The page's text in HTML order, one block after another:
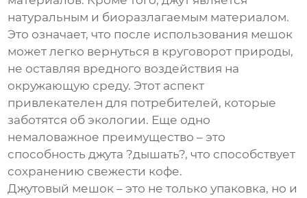
натуральным и биоразлагаемым материалом.
Это означает, что после использования мешок
может легко вернуться в круговорот природы,
не оставляя вредного воздействия на
окружающую среду. Этот аспект
привлекателен для потребителей, которые
заботятся об экологии. Еще одно
немаловажное преимущество – это
способность джута ?дышать?, что способствует
сохранению свежести кофе.
Джутовый мешок – это не только упаковка, но и